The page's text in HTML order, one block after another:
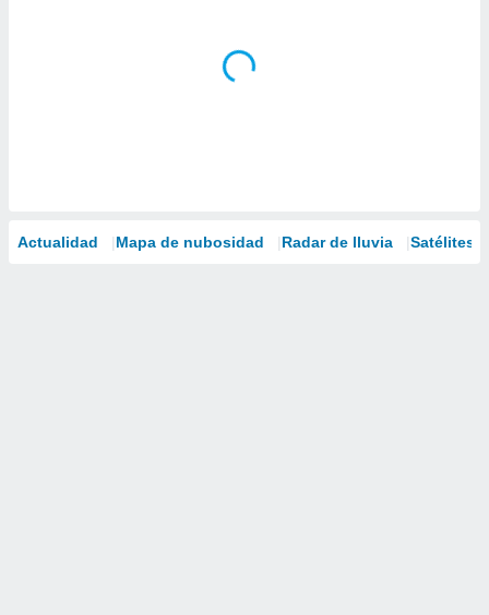
Actualidad Mapa de nubosidad Radar de lluvia Satélites